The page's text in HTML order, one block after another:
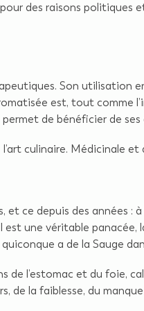
des raisons
Son
est, tout
de bénéficier de ses
culinaire. Médicinale
ce depuis des années :
une véritable panacée,
a de la Sauge
l’estomac et du foie,
de la faiblesse, du